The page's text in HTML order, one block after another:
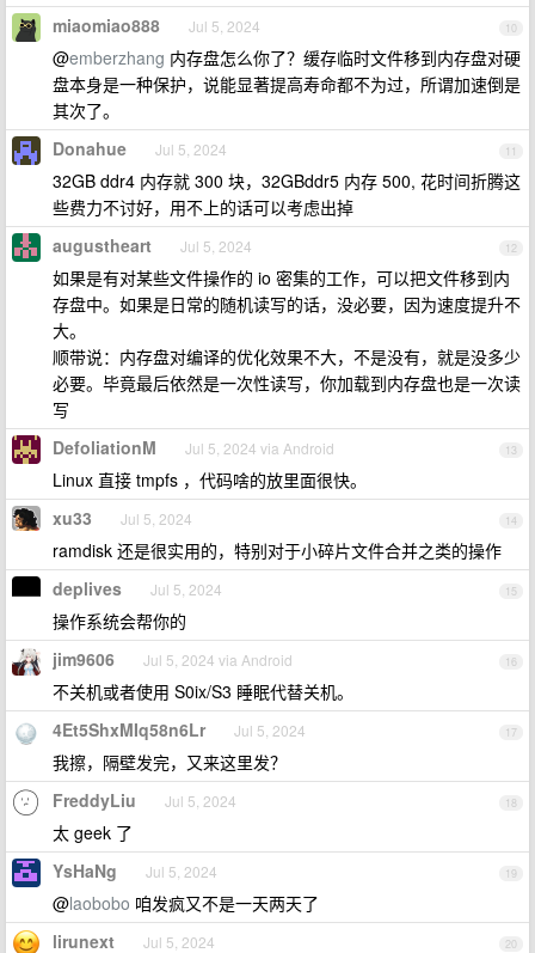
10
miaomiao888 Jul 5, 2024
@emberzhang 内存盘怎么你了？缓存临时文件移到内存盘对硬
盘本身是一种保护，说能显著提高寿命都不为过，所谓加速倒是
其次了。
11
Donahue Jul 5, 2024
32GB ddr4 内存就 300 块，32GBddr5 内存 500, 花时间折腾这
些费力不讨好，用不上的话可以考虑出掉
12
augustheart Jul 5, 2024
如果是有对某些文件操作的 io 密集的工作，可以把文件移到内
存盘中。如果是日常的随机读写的话，没必要，因为速度提升不
大。
顺带说：内存盘对编译的优化效果不大，不是没有，就是没多少
必要。毕竟最后依然是一次性读写，你加载到内存盘也是一次读
写
13
DefoliationM Jul 5, 2024 via Android
Linux 直接 tmpfs ，代码啥的放里面很快。
14
xu33 Jul 5, 2024
ramdisk 还是很实用的，特别对于小碎片文件合并之类的操作
15
deplives Jul 5, 2024
操作系统会帮你的
16
jim9606 Jul 5, 2024 via Android
不关机或者使用 S0ix/S3 睡眠代替关机。
17
4Et5ShxMIq58n6Lr Jul 5, 2024
我擦，隔壁发完，又来这里发？
18
FreddyLiu Jul 5, 2024
太 geek 了
19
YsHaNg Jul 5, 2024
@laobobo 咱发疯又不是一天两天了
20
lirunext Jul 5, 2024